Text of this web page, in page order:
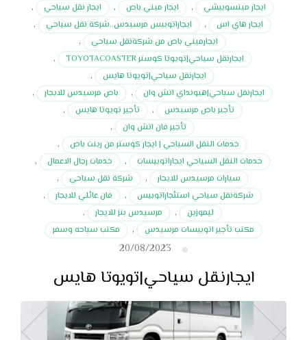
ايجار ميتسوبيشي
, ايجار ميني باص , ايجار نقل سياحي
,
ايجار هاي اس
, ايجاراتوبيس مرسيدس..شركة نقل سياحي
,
ايجارميني باص من شركةنقل سياحي
,
ايجارنقل سياحي|تويوتا كوستر TOYOTACOASTER
,
ايجارنقل سياحي|تويوتا هايس
,
ايجارنقل سياحي|هيونداي اتش وان
, باص مرسيدس للايجار
,
تأجير باص مرسيدس
, تأجير تويوتا هايس
,
تأجير فان اتش وان
,
خدمات النقل السياحي | ايجار كوستر من رينت باص
,
خدمات النقل السياحي ايجاراتوبيسات
, خدمات رجال الاعمال
,
سيارات مرسيدس للايجار
, شركة نقل سياحي
,
شركةنقل سياحي استئجاراتوبيس
, فان عائلي للايجار
,
ليموزين
, مرسيدس بنز للايجار
,
مكتب تأجير اتوبيسات مرسيدس
, مكتب سياحه وسفر
20/08/2023
ايجارنقل سياحي|تويوتا هايس